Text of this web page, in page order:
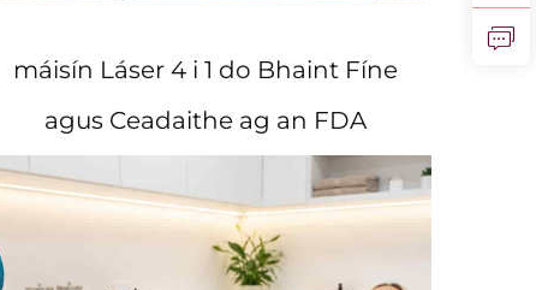
máisín Láser 4 i 1 do Bhaint Fíne
agus Ceadaithe ag an FDA